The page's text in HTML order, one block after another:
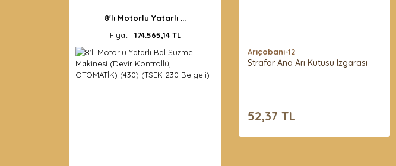
8'lı Motorlu Yatarlı ...
Fiyat : 174.565,14 TL
Arıçobanı-12
Strafor Ana Arı Kutusu Izgarası
52,37 TL